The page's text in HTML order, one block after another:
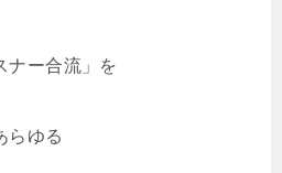
ナー合流」を
らゆる